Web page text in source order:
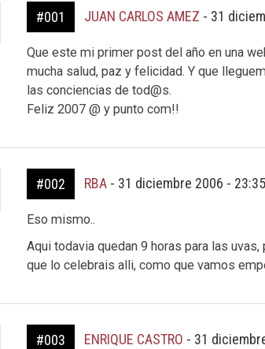
#001 JUAN CARLOS AMEZ - 31
Que este mi primer post del año en una
mucha salud, paz y felicidad. Y que
las conciencias de tod@s.
Feliz 2007 @ y punto com!!
#002 RBA- 31 diciembre 2006 - 23:35
Eso mismo..
Aqui todavia quedan 9 horas para las
que lo celebrais alli, como que vamos
#003 ENRIQUE CASTRO - 31